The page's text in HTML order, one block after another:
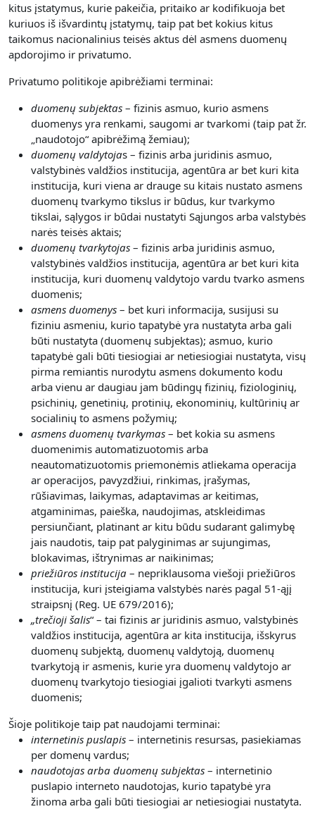
kitus įstatymus, kurie pakeičia, pritaiko ar kodifikuoja bet
kuriuos iš išvardintų įstatymų, taip pat bet kokius kitus
taikomus nacionalinius teisės aktus dėl asmens duomenų
apdorojimo ir privatumo.
Privatumo politikoje apibrėžiami terminai:
duomenų subjektas – fizinis asmuo, kurio asmens
duomenys yra renkami, saugomi ar tvarkomi (taip pat žr.
„naudotojo“ apibrėžimą žemiau);
duomenų valdytojas – fizinis arba juridinis asmuo,
valstybinės valdžios institucija, agentūra ar bet kuri kita
institucija, kuri viena ar drauge su kitais nustato asmens
duomenų tvarkymo tikslus ir būdus, kur tvarkymo
tikslai, sąlygos ir būdai nustatyti Sąjungos arba valstybės
narės teisės aktais;
duomenų tvarkytojas – fizinis arba juridinis asmuo,
valstybinės valdžios institucija, agentūra ar bet kuri kita
institucija, kuri duomenų valdytojo vardu tvarko asmens
duomenis;
asmens duomenys – bet kuri informacija, susijusi su
fiziniu asmeniu, kurio tapatybė yra nustatyta arba gali
būti nustatyta (duomenų subjektas); asmuo, kurio
tapatybė gali būti tiesiogiai ar netiesiogiai nustatyta, visų
pirma remiantis nurodytu asmens dokumento kodu
arba vienu ar daugiau jam būdingų fizinių, fiziologinių,
psichinių, genetinių, protinių, ekonominių, kultūrinių ar
socialinių to asmens požymių;
asmens duomenų tvarkymas – bet kokia su asmens
duomenimis automatizuotomis arba
neautomatizuotomis priemonėmis atliekama operacija
ar operacijos, pavyzdžiui, rinkimas, įrašymas,
rūšiavimas, laikymas, adaptavimas ar keitimas,
atgaminimas, paieška, naudojimas, atskleidimas
persiunčiant, platinant ar kitu būdu sudarant galimybę
jais naudotis, taip pat palyginimas ar sujungimas,
blokavimas, ištrynimas ar naikinimas;
priežiūros institucija – nepriklausoma viešoji priežiūros
institucija, kuri įsteigiama valstybės narės pagal 51-ąjį
straipsnį (Reg. UE 679/2016);
„trečioji šalis“ – tai fizinis ar juridinis asmuo, valstybinės
valdžios institucija, agentūra ar kita institucija, išskyrus
duomenų subjektą, duomenų valdytoją, duomenų
tvarkytoją ir asmenis, kurie yra duomenų valdytojo ar
duomenų tvarkytojo tiesiogiai įgalioti tvarkyti asmens
duomenis;
Šioje politikoje taip pat naudojami terminai:
internetinis puslapis – internetinis resursas, pasiekiamas
per domenų vardus;
naudotojas arba duomenų subjektas – internetinio
puslapio interneto naudotojas, kurio tapatybė yra
žinoma arba gali būti tiesiogiai ar netiesiogiai nustatyta.